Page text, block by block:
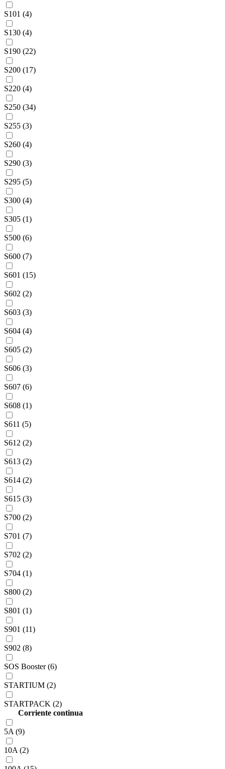
S101 (4)
S130 (4)
S190 (22)
S200 (17)
S220 (4)
S250 (34)
S255 (3)
S260 (4)
S290 (3)
S295 (5)
S300 (4)
S305 (1)
S500 (6)
S600 (7)
S601 (15)
S602 (2)
S603 (3)
S604 (4)
S605 (2)
S606 (3)
S607 (6)
S608 (1)
S611 (5)
S612 (2)
S613 (2)
S614 (2)
S615 (3)
S700 (2)
S701 (7)
S702 (2)
S704 (1)
S800 (2)
S801 (1)
S901 (11)
S902 (8)
SOS Booster (6)
STARTIUM (2)
STARTPACK (2)
Corriente continua
5A (9)
10A (2)